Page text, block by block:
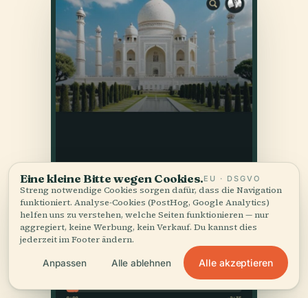
Eine kleine Bitte wegen Cookies.EU · DSGVO
Streng notwendige Cookies sorgen dafür, dass die Navigation
funktioniert. Analyse-Cookies (PostHog, Google Analytics)
helfen uns zu verstehen, welche Seiten funktionieren — nur
aggregiert, keine Werbung, kein Verkauf. Du kannst dies
jederzeit im Footer ändern.
Anpassen Alle ablehnen Alle akzeptieren